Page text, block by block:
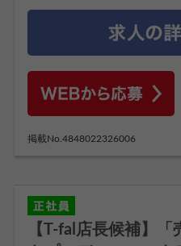
掲載No.4848022326006
【T-fal店長候補】